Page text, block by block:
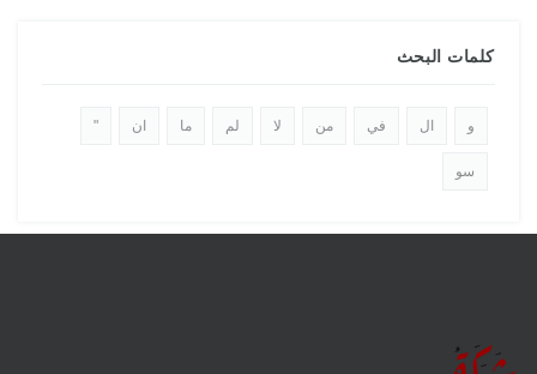
كلمات البحث
و ال في من لا لم ما ان "
سو